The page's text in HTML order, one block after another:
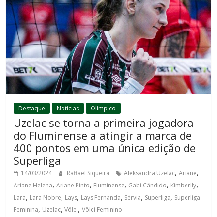
Destaque Notícias Olímpico
Uzelac se torna a primeira jogadora
do Fluminense a atingir a marca de
400 pontos em uma única edição de
Superliga
14/03/2024 Raffael Siqueira Aleksandra Uzelac,Ariane,
Ariane Helena,Ariane Pinto, Fluminense, Gabi Cândido, Kimberlly,
Lara, Lara Nobre, Lays, Lays Fernanda, Sérvia, Superliga, Superliga
Feminina, Uzelac,Vôlei,Vôlei Feminino